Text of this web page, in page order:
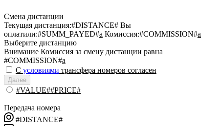
Смена дистанции
Текущая дистанция:#DISTANCE# Вы
оплатили:#SUMM_PAYED#a Комиссия:#COMMISSION#a
Выберите дистанцию
Внимание Комиссия за смену дистанции равна
#COMMISSION#a
С условиями трансфера номеров согласен
Далее
#VALUE##PRICE#
Передача номера
#DISTANCE#